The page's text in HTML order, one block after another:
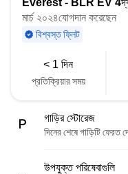
Everest - BLR EV 4
মার্চ ২০২৪যোগদান করেছেন
বিশ্বস্ত ফ্লিট
< 1 দিন
প্রতিক্রিয়ার সময়
গাড়ির স্টোরেজ
দিনের শেষে গাড়িটি ফেরত
উপযুক্ত পরিষেবাগুলি